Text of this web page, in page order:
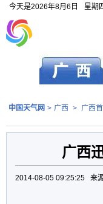
今天是2026年8月6日
星期
中国天气网 > 广西 > 广西
广西
2014-08-05 09:25:25 来